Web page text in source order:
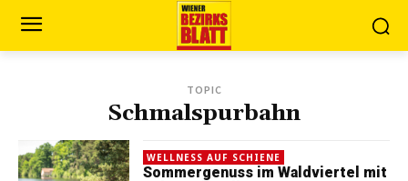
TOPIC
Schmalspurbahn
WELLNESS AUF SCHIENE
Sommergenuss im Waldviertel mit